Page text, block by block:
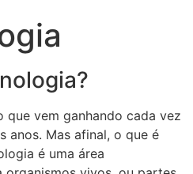
que vem ganhando cada vez
anos. Mas afinal, o que é
é uma área